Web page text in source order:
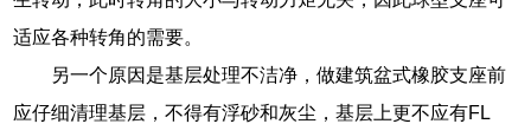
适应各种转角的需要。
另一个原因是基层处理不洁净，做建筑盆式橡胶支座前
应仔细清理基层，不得有浮砂和灰尘，基层上更不应有FL